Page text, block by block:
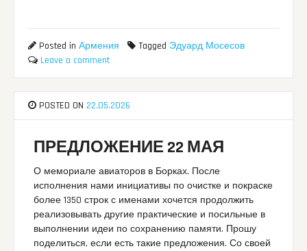
Posted inАрмения Tagged Эдуард Мосесов
Leave a comment
POSTED ON 22.05.2026
ПРЕДЛОЖЕНИЕ 22 МАЯ
О мемориале авиаторов в Борках. После
исполнения нами инициативы по очистке и покраске
более 1350 строк с именами хочется продолжить
реализовывать другие практические и посильные в
выполнении идеи по сохранению памяти. Прошу
поделиться, если есть такие предложения. Со своей